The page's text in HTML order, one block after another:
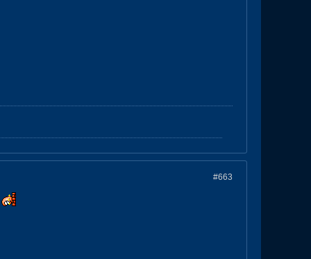
#663